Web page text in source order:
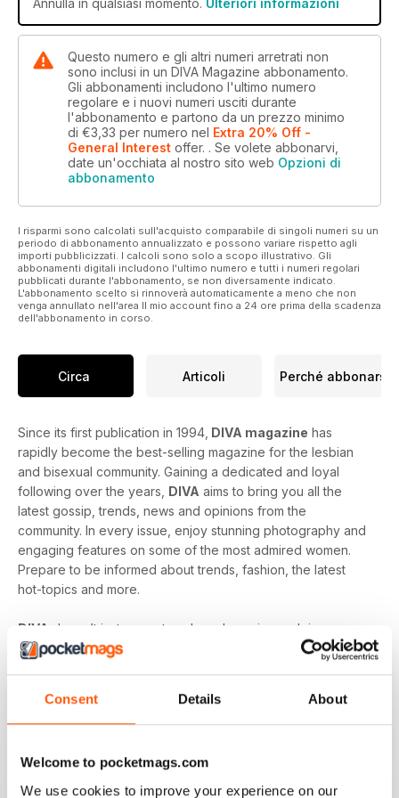
Consent Details About
Welcome to pocketmags.com
We use cookies to improve your experience on our
Annulla in qualsiasi momento. Ulteriori informazioni
Questo numero e gli altri numeri arretrati non
sono inclusi in un DIVA Magazine abbonamento.
Gli abbonamenti includono l'ultimo numero
regolare e i nuovi numeri usciti durante
l'abbonamento e partono da un prezzo minimo
di €3,33 per numero nel Extra 20% Off -
General Interest offer. . Se volete abbonarvi,
date un'occhiata al nostro sito web Opzioni di
abbonamento
I risparmi sono calcolati sull'acquisto comparabile di singoli numeri su un
periodo di abbonamento annualizzato e possono variare rispetto agli
importi pubblicizzati. I calcoli sono solo a scopo illustrativo. Gli
abbonamenti digitali includono l'ultimo numero e tutti i numeri regolari
pubblicati durante l'abbonamento, se non diversamente indicato.
L'abbonamento scelto si rinnoverà automaticamente a meno che non
venga annullato nell'area Il mio account fino a 24 ore prima della scadenza
dell'abbonamento in corso.
Circa Articoli Perché abbonarsi
Since its first publication in 1994, DIVA magazine has
rapidly become the best-selling magazine for the lesbian
and bisexual community. Gaining a dedicated and loyal
following over the years, DIVA aims to bring you all the
latest gossip, trends, news and opinions from the
community. In every issue, enjoy stunning photography and
engaging features on some of the most admired women.
Prepare to be informed about trends, fashion, the latest
hot-topics and more.
DIVA
doesn’t just cover trends and gossip, each issue
tackles some of the biggest issues in popular culture. From
DIVAdoesn’t shy away from the big issues. You’ll learn
something new in every single issue ofDIVA magazine,
lesbian and bisexual community.